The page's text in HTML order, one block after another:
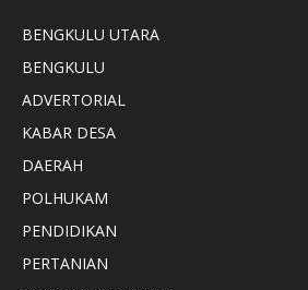
BENGKULU UTARA
BENGKULU
ADVERTORIAL
KABAR DESA
DAERAH
POLHUKAM
PENDIDIKAN
PERTANIAN